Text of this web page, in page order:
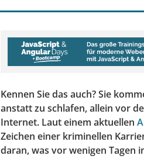
Kennen Sie das auch? Sie
anstatt zu schlafen, allein vor
Internet. Laut einem aktuellen
Zeichen einer kriminellen
daran, was vor wenigen Tagen